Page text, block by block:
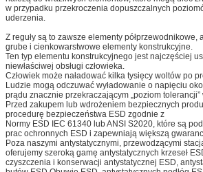
w przypadku przekroczenia dopuszczalnych
uderzenia.
Z reguły są to zawsze elementy półprzewodnikowe,
grube i cienkowarstwowe elementy konstrukcyjne.
Ten typ elementu konstrukcyjnego jest najczęściej
niewłaściwej obsługi człowieka.
Człowiek może naładować kilka tysięcy woltów po
Ludzie mogą odczuwać wyładowanie o napięciu
prądu znacznie przekraczającym „poziom
Przed zakupem lub wdrożeniem bezpiecznych
procedurę bezpieczeństwa ESD zgodnie z
Normy ESD IEC 61340 lub ANSI S2020, które są
prac ochronnych ESD i zapewniają większą
Poza naszymi antystatycznymi, przewodzącymi
oferujemy szeroką gamę antystatycznych krzeseł
czyszczenia i konserwacji antystatycznej ESD,